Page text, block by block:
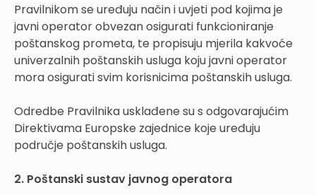
Pravilnikom se uređuju način i uvjeti pod kojima je
javni operator obvezan osigurati funkcioniranje
poštanskog prometa, te propisuju mjerila kakvoće
univerzalnih poštanskih usluga koju javni operator
mora osigurati svim korisnicima poštanskih usluga.
Odredbe Pravilnika usklađene su s odgovarajućim
Direktivama Europske zajednice koje uređuju
područje poštanskih usluga.
2. Poštanski sustav javnog operatora